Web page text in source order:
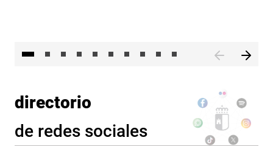
directorio
de redes sociales